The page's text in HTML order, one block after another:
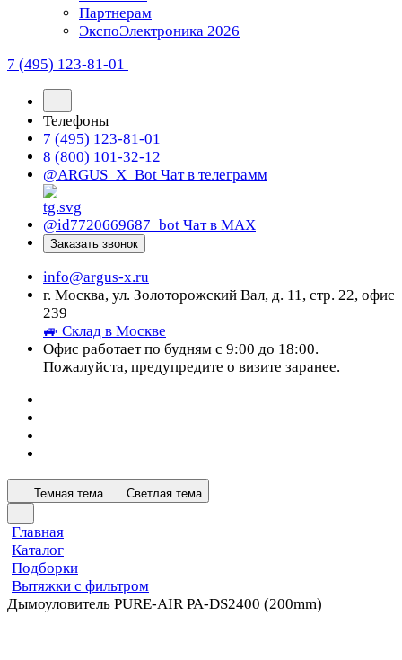
Партнерам
ЭкспоЭлектроника 2026
7 (495) 123-81-01
Телефоны
7 (495) 123-81-01
8 (800) 101-32-12
@ARGUS_X_Bot Чат в телеграмм
@id7720669687_bot Чат в МАХ
Заказать звонок
info@argus-x.ru
г. Москва, ул. Золоторожский Вал, д. 11, стр. 22, офис
239
🚙 Склад в Москве
Офис работает по будням с 9:00 до 18:00.
Пожалуйста, предупредите о визите заранее.
Темная тема Светлая тема
Главная
Каталог
Подборки
Вытяжки с фильтром
Дымоуловитель PURE-AIR PA-DS2400 (200mm)